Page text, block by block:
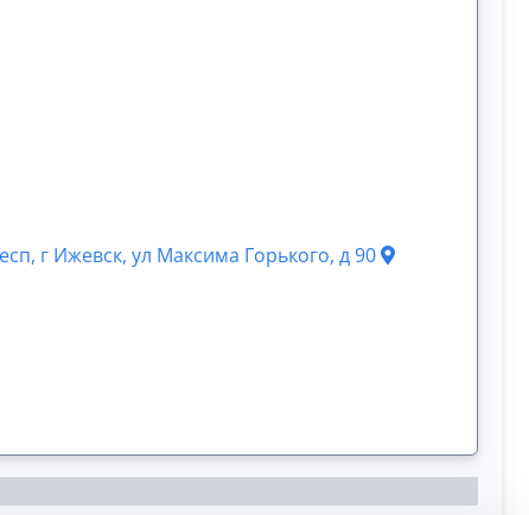
г Ижевск, ул Максима Горького, д 90